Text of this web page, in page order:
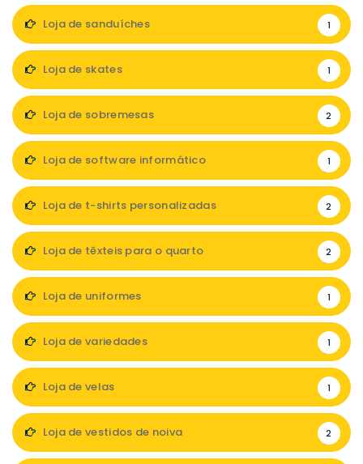
Loja de sanduíches 1
Loja de skates 1
Loja de sobremesas 2
Loja de software informático 1
Loja de t-shirts personalizadas 2
Loja de têxteis para o quarto 2
Loja de uniformes 1
Loja de variedades 1
Loja de velas 1
Loja de vestidos de noiva 2